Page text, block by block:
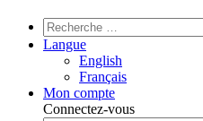
Langue
English
Français
Mon compte
Connectez-vous